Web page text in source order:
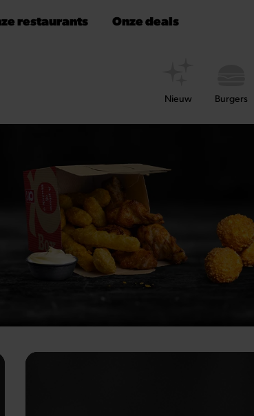
restaurants Onze deals
Nieuw Burgers